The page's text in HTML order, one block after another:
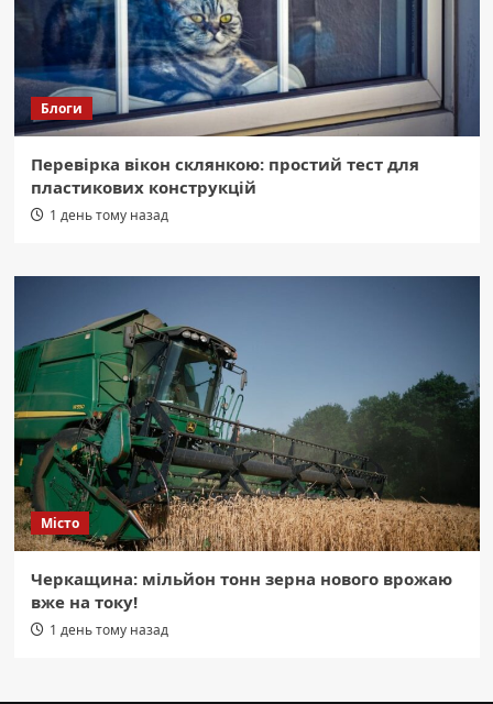
Блоги
Перевірка вікон склянкою: простий тест для
пластикових конструкцій
1 день тому назад
Місто
Черкащина: мільйон тонн зерна нового врожаю
вже на току!
1 день тому назад